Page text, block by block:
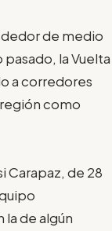
de medio
la Vuelta
a corredores
como
Carapaz, de 28
la de algún